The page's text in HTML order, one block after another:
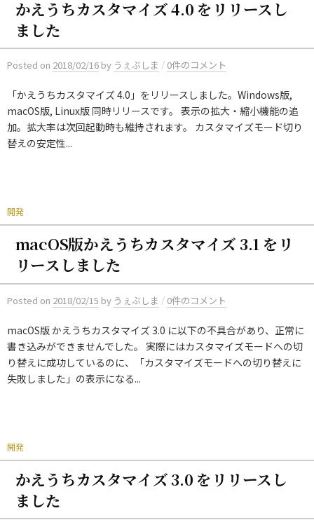
かえうちカスタマイズ 4.0 をリリースし
ました
Posted on 2018/02/16 by うぇぶしま / 0件のコメント
「かえうちカスタマイズ 4.0」をリリースしました。Windows版,
macOS版, Linux版 同時リリースです。 表示の拡大・縮小機能の追
加。拡大率は次回起動時も維持されます。 カスタマイズモード切り
替えの安定性...
開発
macOS版かえうちカスタマイズ 3.1 をリ
リースしました
Posted on 2018/02/15 by うぇぶしま / 0件のコメント
macOS版 かえうちカスタマイズ 3.0 に以下の不具合があり、正常に
書き込みができませんでした。 実際にはカスタマイズモードへの切
り替えに成功しているのに、「カスタマイズモードへの切り替えに
失敗しました」の表示になる...
開発
かえうちカスタマイズ 3.0 をリリースし
ました